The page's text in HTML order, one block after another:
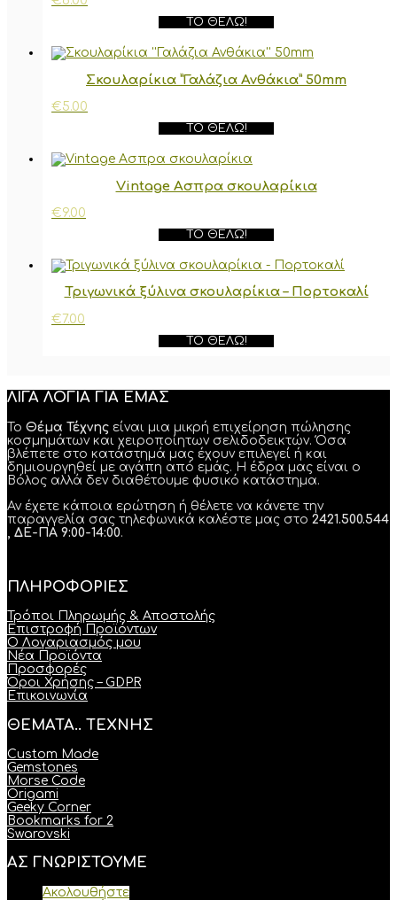
ΤΟ ΘΈΛΩ!
Σκουλαρίκια ”Γαλάζια Ανθάκια” 50mm
€5.00
ΤΟ ΘΈΛΩ!
Vintage Ασπρα σκουλαρίκια
€9.00
ΤΟ ΘΈΛΩ!
Τριγωνικά ξύλινα σκουλαρίκια – Πορτοκαλί
€ 7.00
ΤΟ ΘΈΛΩ!
ΛΙΓΑ ΛΟΓΙΑ ΓΙΑ ΕΜΑΣ
Το Θέμα Τέχνης είναι μια μικρή επιχείρηση πώλησης
κοσμημάτων και χειροποίητων σελιδοδεικτών. Όσα
βλέπετε στο κατάστημά μας έχουν επιλεγεί ή και
δημιουργηθεί με αγάπη από εμάς. Η έδρα μας είναι ο
Βόλος αλλά δεν διαθέτουμε φυσικό κατάστημα.
Αν έχετε κάποια ερώτηση ή θέλετε να κάνετε την
παραγγελία σας τηλεφωνικά καλέστε μας στο 2421.500.544
, ΔΕ-ΠΑ 9:00-14:00.
ΠΛΗΡΟΦΟΡΙΕΣ
Τρόποι Πληρωμής & Αποστολής
Επιστροφή Προϊόντων
Ο Λογαριασμός μου
Νέα Προϊόντα
Προσφορές
Όροι Χρήσης – GDPR
Επικοινωνία
ΘΕΜΑΤΑ.. ΤΕΧΝΗΣ
Custom Made
Gemstones
Morse Code
Origami
Geeky Corner
Bookmarks for 2
Swarovski
ΑΣ ΓΝΩΡΙΣΤΟΥΜΕ
Ακολουθήστε